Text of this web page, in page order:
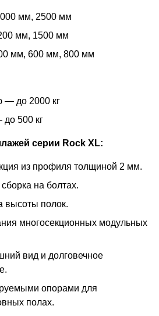
мм, 2500 мм
мм, 1500 мм
мм, 600 мм, 800 мм
— до 2000 кг
до 500 кг
серии Rock XL:
из профиля толщиной 2 мм.
на болтах.
высоты полок.
многосекционных модульных
вид и долговечное
опорами для
полах.